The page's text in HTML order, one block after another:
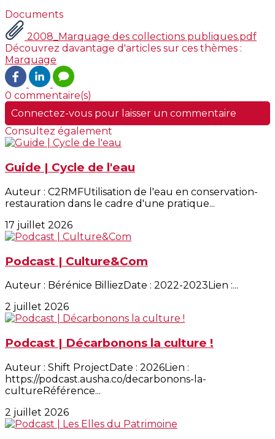
Documents
2008_Marquage des collections publiques.pdf
Découvrez davantage d'articles sur ces thèmes :
Marquage
0 commentaire(s)
Connectez-vous pour laisser un commentaire
Consultez également
Guide | Cycle de l'eau
Auteur : C2RMFUtilisation de l'eau en conservation-
restauration dans le cadre d'une pratique...
17 juillet 2026
Podcast | Culture&Com
Auteur : Bérénice BilliezDate : 2022-2023Lien :...
2 juillet 2026
Podcast | Décarbonons la culture !
Auteur : Shift ProjectDate : 2026Lien :
https://podcast.ausha.co/decarbonons-la-
cultureRéférence...
2 juillet 2026